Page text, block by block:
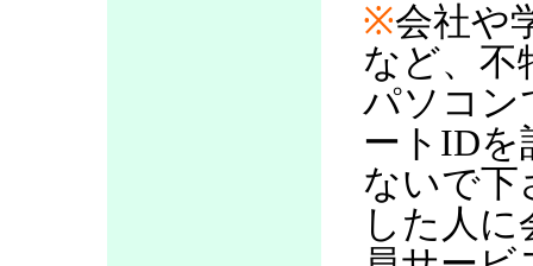
※会社や
など、不
パソコン
ートIDを
ないで下
した人